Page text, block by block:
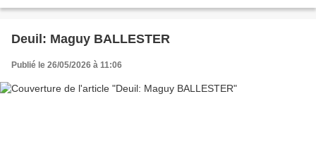
Deuil: Maguy BALLESTER
Publié le 26/05/2026 à 11:06